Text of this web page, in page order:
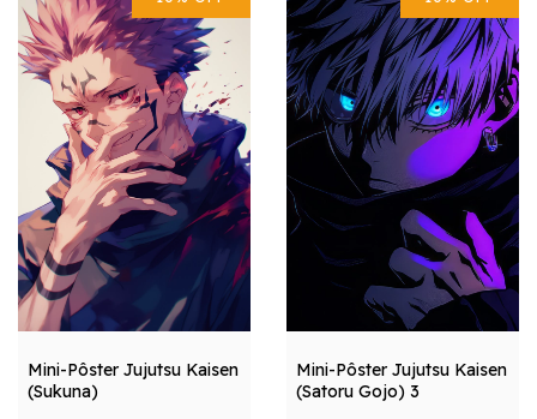
Mini-Pôster Jujutsu Kaisen
(Sukuna)
Mini-Pôster Jujutsu Kaisen
(Satoru Gojo) 3